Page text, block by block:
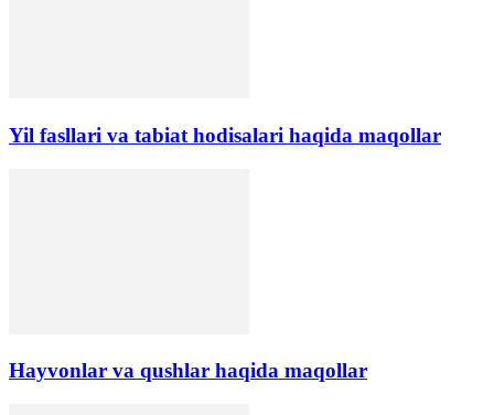
Yil fasllari va tabiat hodisalari haqida maqollar
Hayvonlar va qushlar haqida maqollar